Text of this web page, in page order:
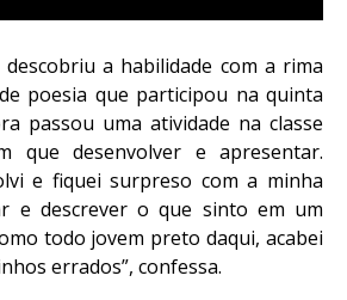
a habilidade com a rima
poesia que participou na quinta
passou uma atividade na classe
que desenvolver e apresentar.
e fiquei surpreso com a minha
e descrever o que sinto em um
todo jovem preto daqui, acabei
errados”, confessa.